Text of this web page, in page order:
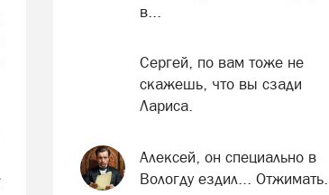
в...
Сергей, по вам тоже не
скажешь, что вы сзади
Лариса.
Алексей, он специально в
Вологду ездил... Отжимать...